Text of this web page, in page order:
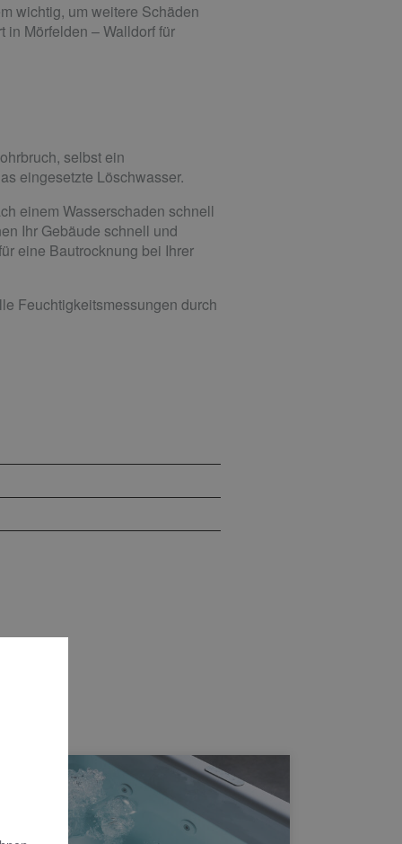
wichtig, um weitere Schäden
in Mörfelden – Walldorf für
selbst ein
eingesetzte Löschwasser.
einem Wasserschaden schnell
Ihr Gebäude schnell und
eine Bautrocknung bei Ihrer
Feuchtigkeitsmessungen durch